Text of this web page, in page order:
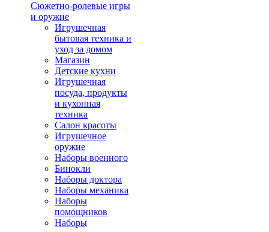
Сюжетно-ролевые игры
и оружие
Игрушечная
бытовая техника и
уход за домом
Магазин
Детские кухни
Игрушечная
посуда, продукты
и кухонная
техника
Салон красоты
Игрушечное
оружие
Наборы военного
Бинокли
Наборы доктора
Наборы механика
Наборы
помощников
Наборы